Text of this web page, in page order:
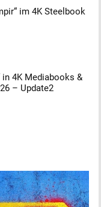
im 4K Steelbook
in 4K Mediabooks &
– Update2